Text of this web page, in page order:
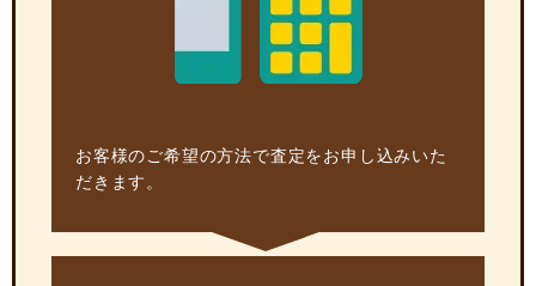
お客様のご希望の方法で査定をお申し込みいた
だきます。